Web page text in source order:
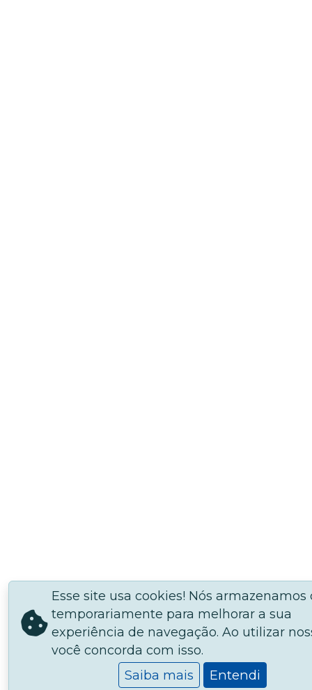
Esse site usa cookies! Nós armazenamos
temporariamente para melhorar a sua
experiência de navegação. Ao utilizar
você concorda com isso.
Saiba mais Entendi